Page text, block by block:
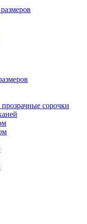
сорочки